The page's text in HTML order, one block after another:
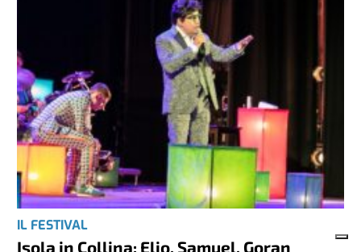
IL FESTIVAL
Isola in Collina: Elio, Samuel, Goran